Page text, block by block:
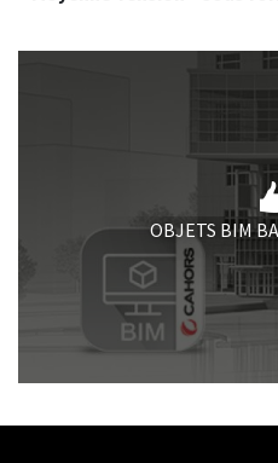
OBJETS BIM